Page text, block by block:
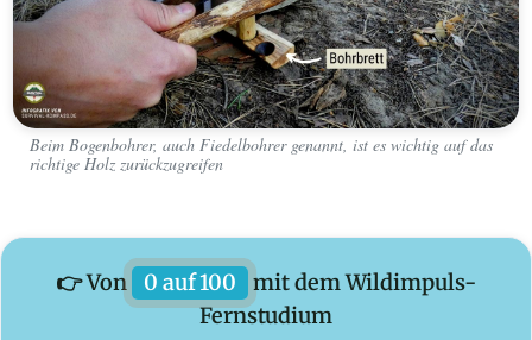
Beim Bogenbohrer, auch Fiedelbohrer genannt, ist es wichtig auf das
richtige Holz zurückzugreifen
👉 Von 0 auf 100
mit dem Wildimpuls-
Fernstudium